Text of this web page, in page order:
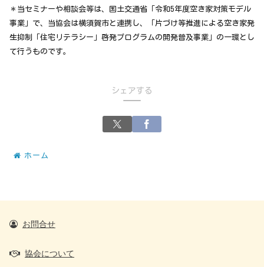
＊当セミナーや相談会等は、国土交通省「令和5年度空き家対策モデル
事業」で、当協会は横須賀市と連携し、「片づけ等推進による空き家発
生抑制「住宅リテラシー」啓発プログラムの開発普及事業」の一環とし
て行うものです。
シェアする
ホーム
お問合せ
協会について